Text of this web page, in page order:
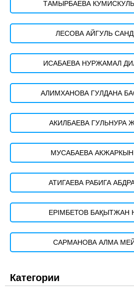
ТАМЫРБАЕВА
ЛЕСОВА АЙГУЛЬ
ИСАБАЕВА НУРЖАМАЛ
АЛИМХАНОВА ГУЛДАНА
АКИЛБАЕВА ГУЛЬНУРА
МУСАБАЕВА
АТИГАЕВА РАБИГА
ЕРІМБЕТОВ БАҚЫТЖАН
САРМАНОВА АЛМА
Категории